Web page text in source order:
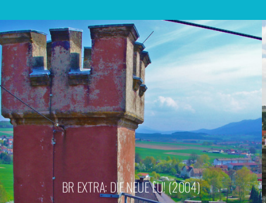
BR EXTRA: DIE NEUE EU! (2004)